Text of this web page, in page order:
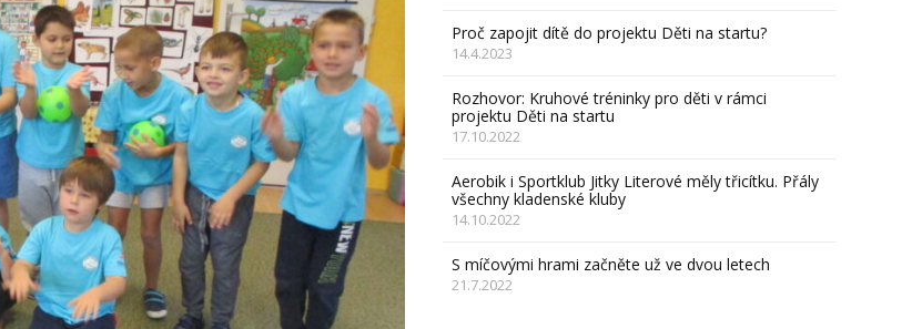
Proč zapojit dítě do projektu Děti na startu?
14.4.2023
Rozhovor: Kruhové tréninky pro děti v rámci
projektu Děti na startu
17.10.2022
Aerobik i Sportklub Jitky Literové měly třicítku. Přály
všechny kladenské kluby
14.10.2022
S míčovými hrami začněte už ve dvou letech
21.7.2022